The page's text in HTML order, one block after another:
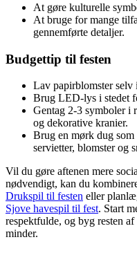
At gøre kulturelle
At bruge for mange
gennemførte detaljer.
Budgettip til festen
Lav papirblomster selv
Brug LED-lys i stedet
Gentag 2-3 symboler i
og dekorative kranier.
Brug en mørk dug som
servietter, blomster og
Vil du gøre aftenen mere
nødvendigt, kan du
Drukspil til festen eller
Sjove havespil til fest. Start
respektfulde, og byg resten
minder.